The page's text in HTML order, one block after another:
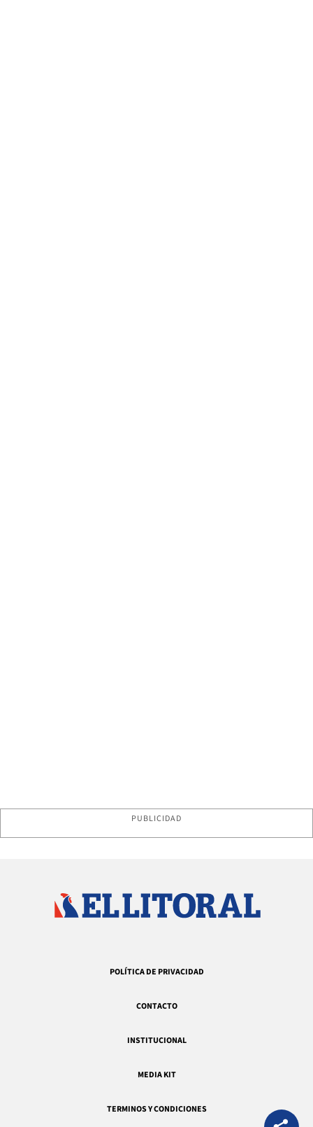
PUBLICIDAD
POLÍTICA DE PRIVACIDAD
CONTACTO
INSTITUCIONAL
MEDIA KIT
TERMINOS Y CONDICIONES